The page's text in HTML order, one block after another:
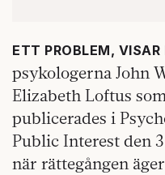
ETT PROBLEM, VISAR
psykologerna John
Elizabeth Loftus
publicerades i
Public Interest den
när rättegången